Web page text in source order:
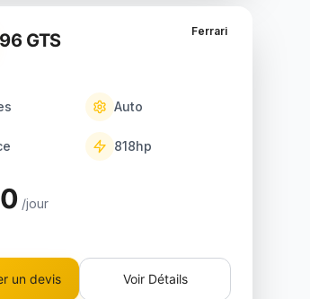
Ferrari
GTS
Auto
818hp
/jour
un devis Voir Détails